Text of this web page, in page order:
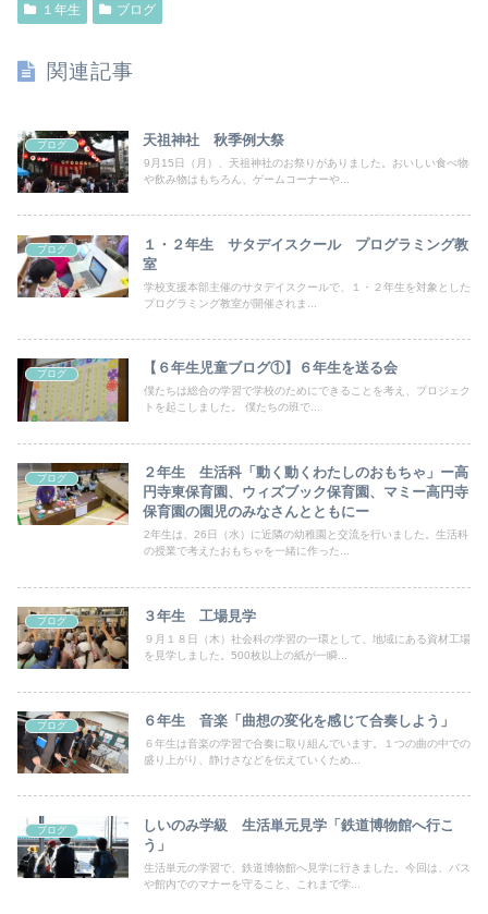
１年生 ブログ
関連記事
ブログ 天祖神社 秋季例大祭
9月15日（月）、天祖神社のお祭りがありました。おいしい食べ物
や飲み物はもちろん、ゲームコーナーや...
ブログ
１・２年生 サタデイスクール プログラミング教
室
学校支援本部主催のサタデイスクールで、１・２年生を対象とした
プログラミング教室が開催されま...
ブログ 【６年生児童ブログ①】６年生を送る会
僕たちは総合の学習で学校のためにできることを考え、プロジェク
トを起こしました。 僕たちの班で...
ブログ
２年生 生活科「動く動くわたしのおもちゃ」ー高
円寺東保育園、ウィズブック保育園、マミー高円寺
保育園の園児のみなさんとともにー
2年生は、26日（水）に近隣の幼稚園と交流を行いました。生活科
の授業で考えたおもちゃを一緒に作った...
ブログ ３年生 工場見学
９月１８日（木）社会科の学習の一環として、地域にある資材工場
を見学しました。500枚以上の紙が一瞬...
ブログ ６年生 音楽「曲想の変化を感じて合奏しよう」
６年生は音楽の学習で合奏に取り組んでいます。１つの曲の中での
盛り上がり、静けさなどを伝えていくため...
ブログ
しいのみ学級 生活単元見学「鉄道博物館へ行こ
う」
生活単元の学習で、鉄道博物館へ見学に行きました。今回は、バス
や館内でのマナーを守ること、これまで学...